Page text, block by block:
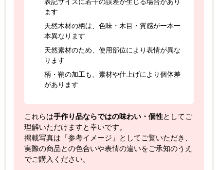
表記サイズに若干の誤差が生じる場合があり
ます
天然木材の柄は、色味・木目・質感が一本一
本異なります
天然素材のため、使用部位により表情が異な
ります
柄・鞘の加工も、素材や仕上げにより個体差
があります
これらは手作り品ならではの味わい・個性としてご
理解いただけますと幸いです。
掲載写真は「参考イメージ」としてご覧いただき、
実際の商品との色合いや表情の違いをご承知のうえ
でご購入ください。